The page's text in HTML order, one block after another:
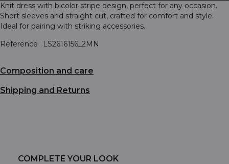
Knit dress with bicolor stripe design, perfect for any occasion.
Short sleeves and straight cut, crafted for comfort and style.
Ideal for pairing with striking accessories.
Reference
LS2616156_2MN
Composition and care
Shipping and Returns
COMPLETE YOUR LOOK